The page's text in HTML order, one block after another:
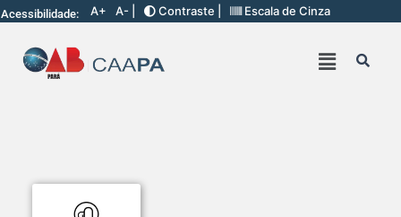
Acessibilidade: A+ A- | Contraste | Escala de Cinza